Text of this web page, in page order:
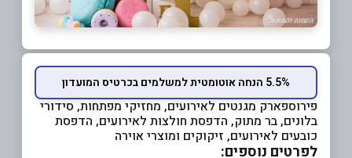
5.5% הנחה אוטומטית למשלמים בכרטיס המועדון
פירוספארק מגנטים לאירועים, מחזיקי מפתחות, סידורי
בלונים, בר מתוק, הדפסת חולצות לאירועים, הדפסת
כובעים לאירועים, זיקוקים ומוצרי אוירה
לפרטים נוספים: